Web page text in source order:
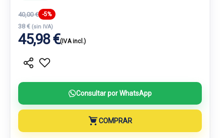
40,00 € -5%
38 € (sin IVA)
45,98 €(IVA incl.)
Consultar por WhatsApp
COMPRAR